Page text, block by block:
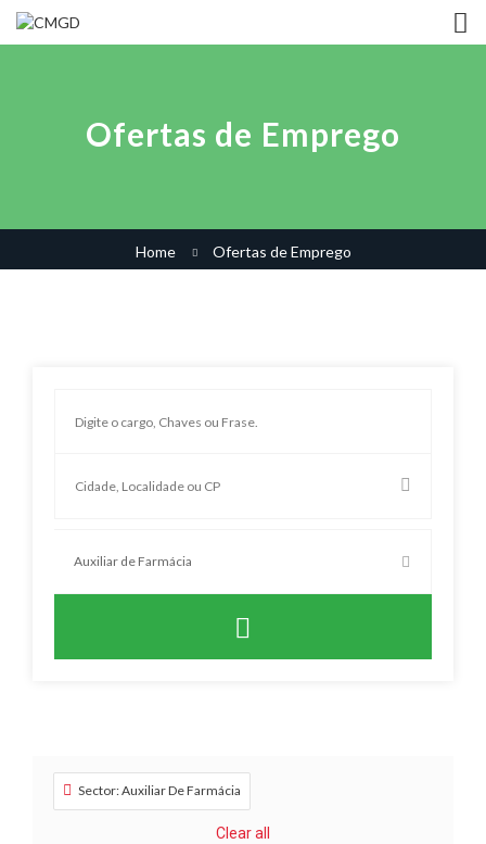
Ofertas de Emprego
Home Ofertas de Emprego
Sector: Auxiliar De Farmácia
Clear all